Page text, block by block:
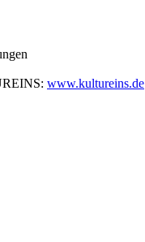
www.kultureins.de